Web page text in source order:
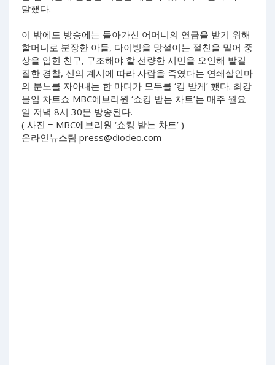
말했다.
이 밖에도 방송에는 돌아가신 어머니의 연금을 받기 위해
할머니로 분장한 아들, 다이빙을 망설이는 절친을 밀어 중
상을 입힌 친구, 구조해야 할 선량한 시민을 오인해 발길
질한 경찰, 신의 계시에 따라 사람을 죽였다는 연쇄살인마
의 분노를 자아내는 한 마디가 모두를 ‘킹 받게’ 했다. 최강
몰입 차트쇼 MBC에브리원 ‘쇼킹 받는 차트’는 매주 월요
일 저녁 8시 30분 방송된다.
( 사진 = MBC에브리원 ‘쇼킹 받는 차트’ )
온라인뉴스팀 press@diodeo.com